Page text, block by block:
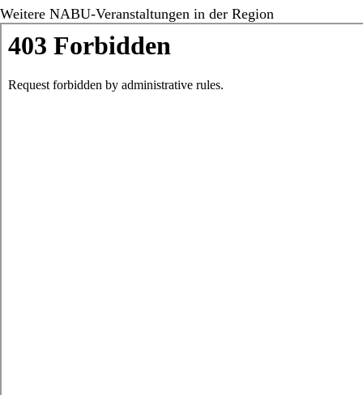
Weitere NABU-Veranstaltungen in der Region